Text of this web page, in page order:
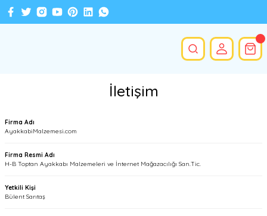
İletişim
Firma Adı
AyakkabiMalzemesi.com
Firma Resmi Adı
H-B Toptan Ayakkabı Malzemeleri ve İnternet Mağazacılığı San.Tic.
Yetkili Kişi
Bülent Sarıtaş